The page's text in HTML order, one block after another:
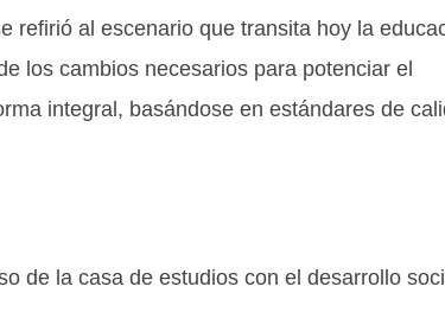
refirió al escenario que transita hoy la
los cambios necesarios para potenciar el
integral, basándose en estándares de
de la casa de estudios con el desarrollo